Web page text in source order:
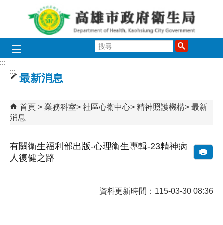
跳到主要內容區塊
尋
:::
:::
最新消息
首頁 業務科室 社區心衛中心 精神照護機構
最新
消息
有關衛生福利部出版-心理衛生專輯-23精神病
人復健之路
資料更新時間：115-03-30 08:36